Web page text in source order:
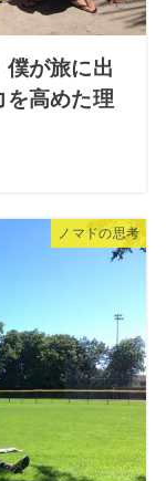
が旅に出
を高めた理
ノマドの思考